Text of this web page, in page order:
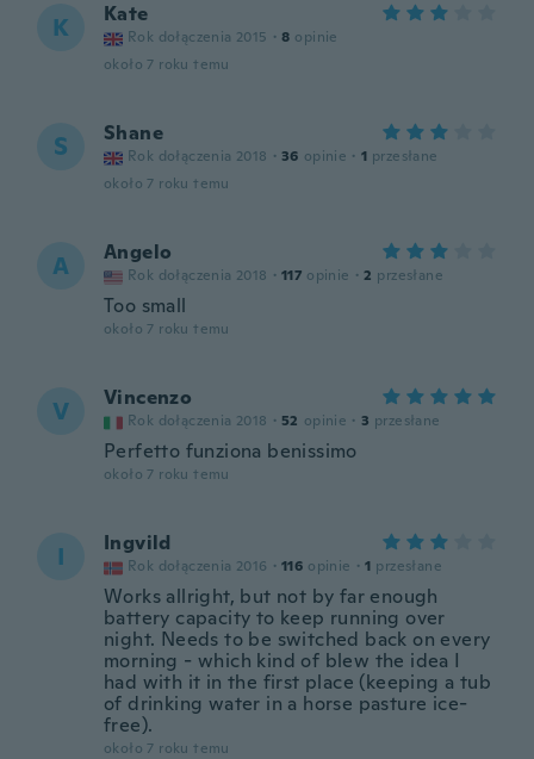
K Kate
Rok dołączenia 2015 · 8 opinie
około 7 roku temu
S Shane
Rok dołączenia 2018 · 36 opinie · 1 przesłane
około 7 roku temu
A Angelo
Rok dołączenia 2018 · 117 opinie · 2 przesłane
Too small
około 7 roku temu
V Vincenzo
Rok dołączenia 2018 · 52 opinie · 3 przesłane
Perfetto funziona benissimo
około 7 roku temu
I Ingvild
Rok dołączenia 2016 · 116 opinie · 1 przesłane
Works allright, but not by far enough
battery capacity to keep running over
night. Needs to be switched back on every
morning - which kind of blew the idea I
had with it in the first place (keeping a tub
of drinking water in a horse pasture ice-
free).
około 7 roku temu